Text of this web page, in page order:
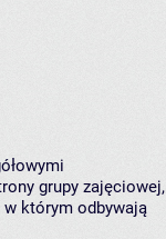
grupy zajęciowej,
którym odbywają